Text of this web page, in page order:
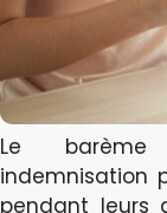
Le
indemnisation
pendant leurs